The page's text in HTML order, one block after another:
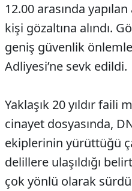
12.00 arasında
kişi gözaltına alındı.
geniş güvenlik
Adliyesi’ne sevk edildi.
Yaklaşık 20 yıldır faili
cinayet dosyasında,
ekiplerinin yürüttüğü
delillere ulaşıldığı
çok yönlü olarak